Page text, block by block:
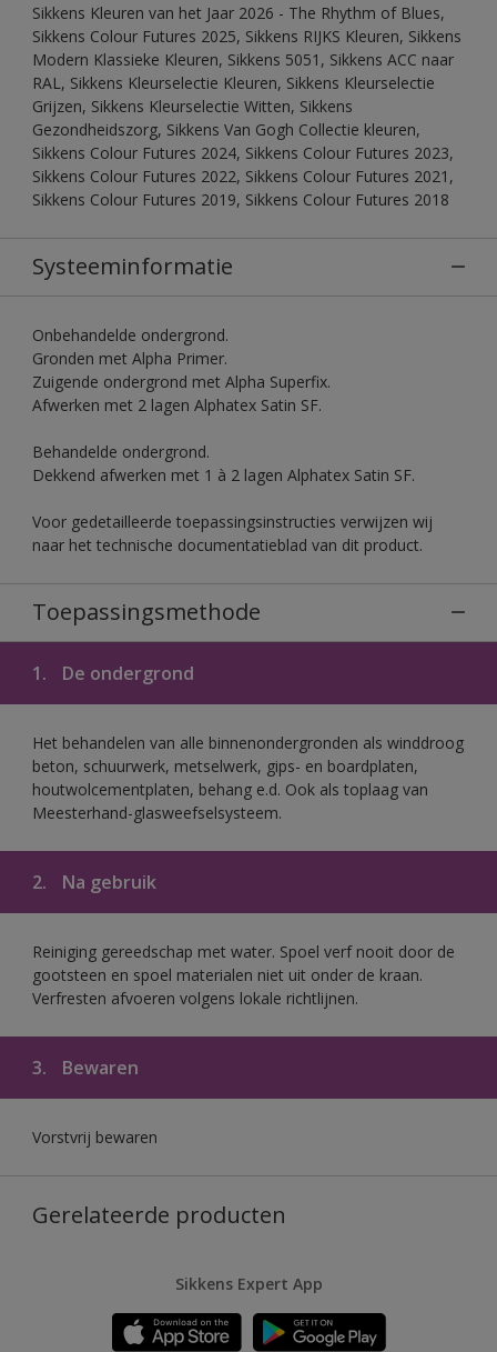
Sikkens Kleuren van het Jaar 2026 - The Rhythm of Blues,
Sikkens Colour Futures 2025, Sikkens RIJKS Kleuren, Sikkens
Modern Klassieke Kleuren, Sikkens 5051, Sikkens ACC naar
RAL, Sikkens Kleurselectie Kleuren, Sikkens Kleurselectie
Grijzen, Sikkens Kleurselectie Witten, Sikkens
Gezondheidszorg, Sikkens Van Gogh Collectie kleuren,
Sikkens Colour Futures 2024, Sikkens Colour Futures 2023,
Sikkens Colour Futures 2022, Sikkens Colour Futures 2021,
Sikkens Colour Futures 2019, Sikkens Colour Futures 2018
Systeeminformatie
Onbehandelde ondergrond.
Gronden met Alpha Primer.
Zuigende ondergrond met Alpha Superfix.
Afwerken met 2 lagen Alphatex Satin SF.
Behandelde ondergrond.
Dekkend afwerken met 1 à 2 lagen Alphatex Satin SF.
Voor gedetailleerde toepassingsinstructies verwijzen wij
naar het technische documentatieblad van dit product.
Toepassingsmethode
1. De ondergrond
Het behandelen van alle binnenondergronden als winddroog
beton, schuurwerk, metselwerk, gips- en boardplaten,
houtwolcementplaten, behang e.d. Ook als toplaag van
Meesterhand-glasweefselsysteem.
2. Na gebruik
Reiniging gereedschap met water. Spoel verf nooit door de
gootsteen en spoel materialen niet uit onder de kraan.
Verfresten afvoeren volgens lokale richtlijnen.
3. Bewaren
Vorstvrij bewaren
Gerelateerde producten
Sikkens Expert App